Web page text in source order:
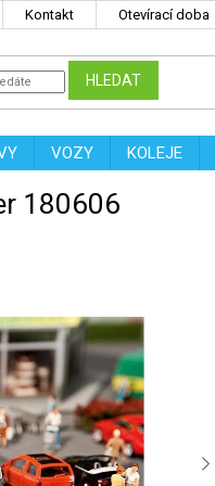
Kontakt Otevírací doba
HLEDAT
VOZY KOLEJE
180606